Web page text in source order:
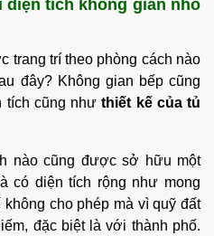
diện tích không gian nhỏ
trang trí theo phòng cách nào
đây? Không gian bếp cũng
tích cũng nhưthiết kế của tủ
nào cũng được sở hữu một
có diện tích rộng như mong
cho phép mà vì quỹ đất
đặc biệt là với thành phố.